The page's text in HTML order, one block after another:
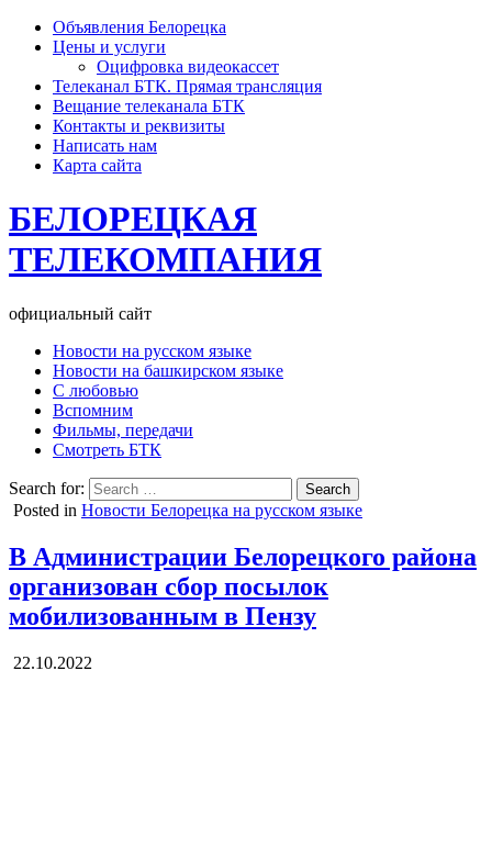
Объявления Белорецка
Цены и услуги
Оцифровка видеокассет
Телеканал БТК. Прямая трансляция
Вещание телеканала БТК
Контакты и реквизиты
Написать нам
Карта сайта
БЕЛОРЕЦКАЯ
ТЕЛЕКОМПАНИЯ
официальный сайт
Новости на русском языке
Новости на башкирском языке
С любовью
Вспомним
Фильмы, передачи
Смотреть БТК
Search for:
Posted in Новости Белорецка на русском языке
В Администрации Белорецкого района
организован сбор посылок
мобилизованным в Пензу
22.10.2022